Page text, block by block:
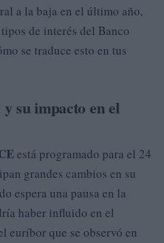
a la baja en el último año,
de interés del Banco
se traduce esto en tus
su impacto en el
está programado para el 24
grandes cambios en su
espera una pausa en la
haber influido en el
euríbor que se observó en